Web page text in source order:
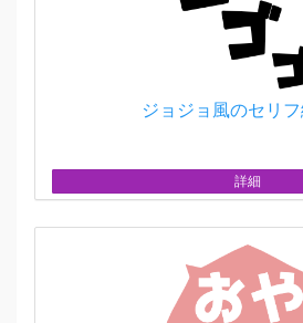
ジョジョ風のセリ
詳細